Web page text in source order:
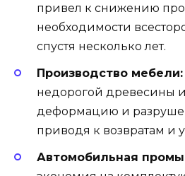
привел к снижению
необходимости
спустя несколько лет.
Производство мебели:
недорогой древесины
деформацию и
приводя к возвратам и
Автомобильная